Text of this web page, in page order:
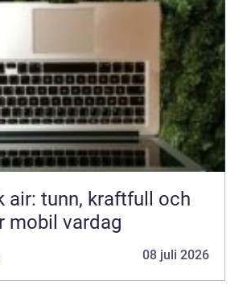
air: tunn, kraftfull och
mobil vardag
08 juli 2026